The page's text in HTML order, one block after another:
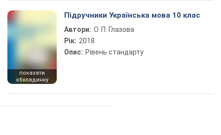
показати
обкладинку
Підручники Українська мова 10 клас
Автори: О. П. Глазова
Рік: 2018
Опис: Рівень стандарту